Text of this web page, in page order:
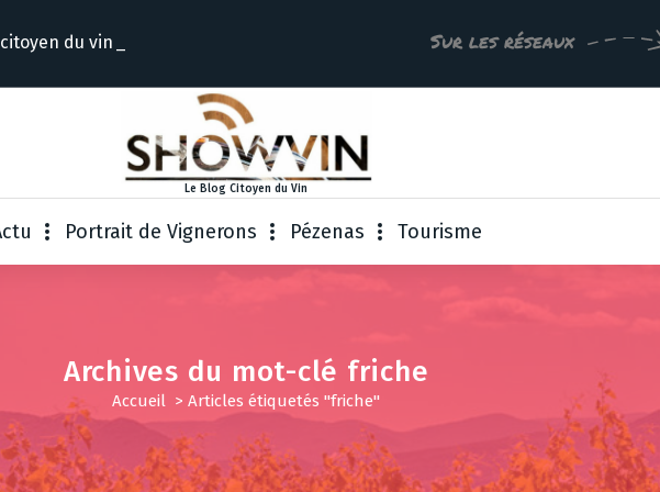
Sur les réseaux
Le Blog Citoyen du Vin
Portrait de Vignerons Pézenas Tourisme
Archives du mot-clé friche
Accueil > Articles étiquetés "friche"